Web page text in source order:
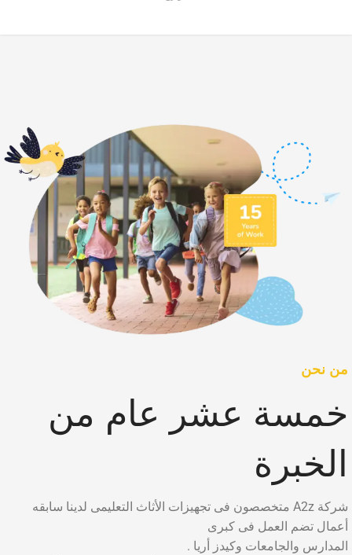
من نحن
خمسة عشر عام من
الخبرة
شركة A2z متخصصون فى تجهيزات الأثاث التعليمى لدينا سابقه
أعمال تضم العمل فى كبرى
المدارس والجامعات وكيدز أريا .